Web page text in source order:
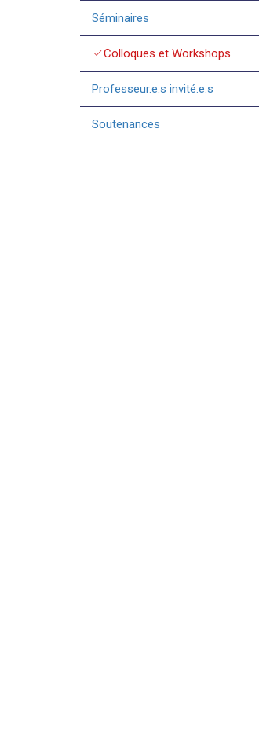
Séminaires
checkColloques et Workshops
Professeur.e.s invité.e.s
Soutenances